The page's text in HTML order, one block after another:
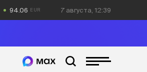
94.06 7 августа, 12:39